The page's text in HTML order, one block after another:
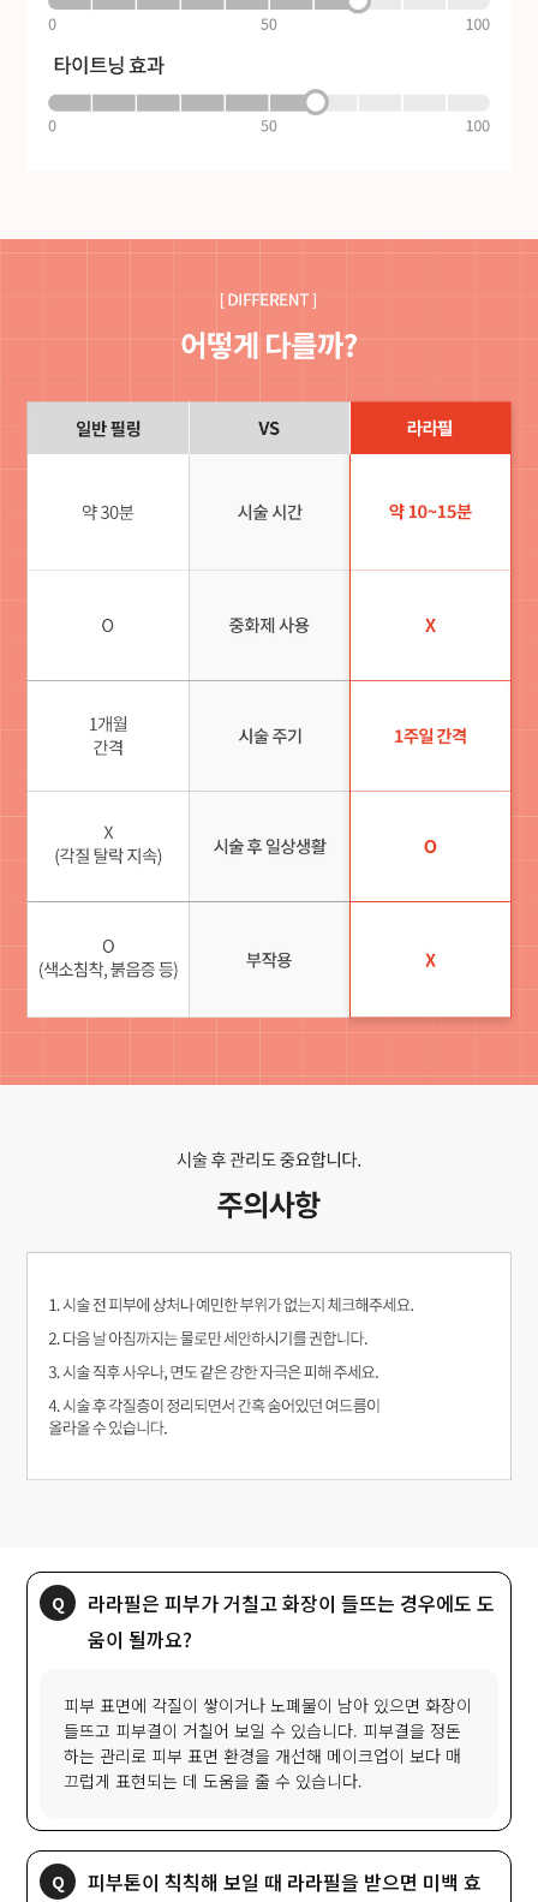
라라필은 피부가 거칠고 화장이 들뜨는 경우에도 도
움이 될까요?
피부 표면에 각질이 쌓이거나 노폐물이 남아 있으면 화장이
들뜨고 피부결이 거칠어 보일 수 있습니다. 피부결을 정돈
하는 관리로 피부 표면 환경을 개선해 메이크업이 보다 매
끄럽게 표현되는 데 도움을 줄 수 있습니다.
피부톤이 칙칙해 보일 때 라라필을 받으면 미백 효